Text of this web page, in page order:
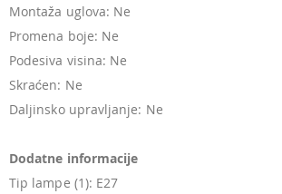
Montaža uglova: Ne
Promena boje: Ne
Podesiva visina: Ne
Skraćen: Ne
Daljinsko upravljanje: Ne
Dodatne informacije
Tip lampe (1): E27